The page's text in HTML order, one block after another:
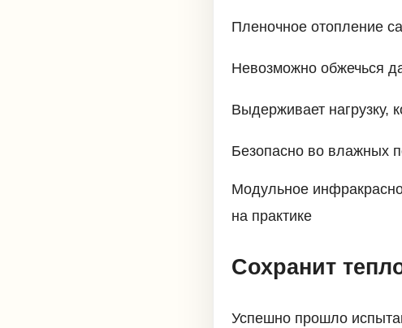
Пленочное отопление
Невозможно обжечься
Выдерживает нагрузку,
Безопасно во влажных
Модульное
на практике
Сохранит
Успешно прошло